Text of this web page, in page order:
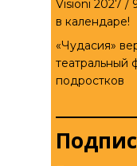
Visioni 2027 /
в календаре!
«Чудасия»
театральный
подростков